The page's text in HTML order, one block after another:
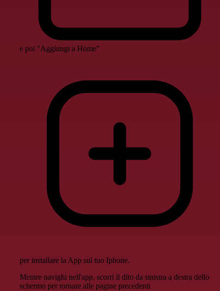
e poi "Aggiungi a Home"
per installare la App sul tuo Iphone.
Mentre navighi nell'app, scorri il dito da sinistra a destra dello
schermo per tornare alle pagine precedenti